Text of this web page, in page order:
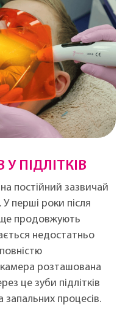
ПІДЛІТКІВ
постійний зазвичай
перші роки після
ще продовжують
недостатньо
розташована
це зуби підлітків
запальних процесів.